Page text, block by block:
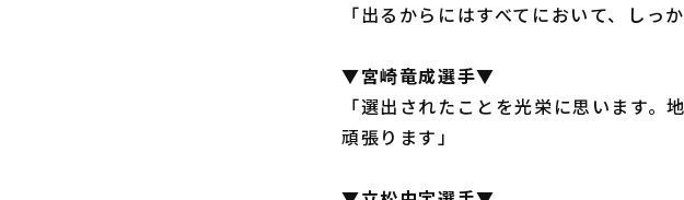
「出るからにはすべてにおいて、しっ
▼宮崎竜成選手▼
「選出されたことを光栄に思います
頑張ります」